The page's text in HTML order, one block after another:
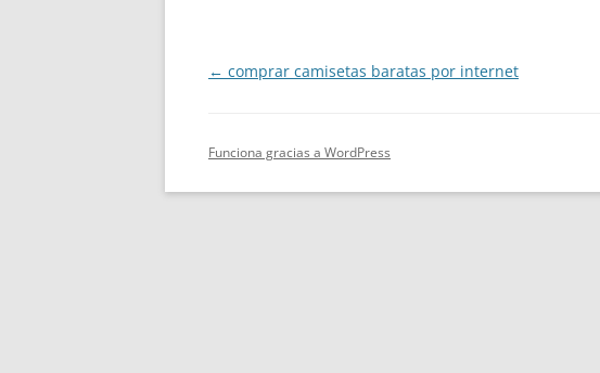
Navegación
← comprar camisetas baratas por internet
Funciona gracias a WordPress